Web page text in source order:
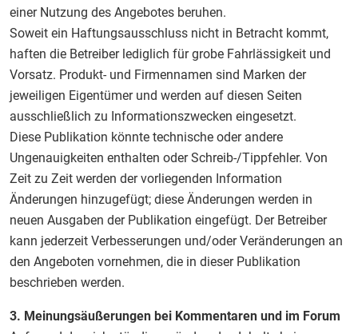
einer Nutzung des Angebotes beruhen.
Soweit ein Haftungsausschluss nicht in Betracht kommt,
haften die Betreiber lediglich für grobe Fahrlässigkeit und
Vorsatz. Produkt- und Firmennamen sind Marken der
jeweiligen Eigentümer und werden auf diesen Seiten
ausschließlich zu Informationszwecken eingesetzt.
Diese Publikation könnte technische oder andere
Ungenauigkeiten enthalten oder Schreib-/Tippfehler. Von
Zeit zu Zeit werden der vorliegenden Information
Änderungen hinzugefügt; diese Änderungen werden in
neuen Ausgaben der Publikation eingefügt. Der Betreiber
kann jederzeit Verbesserungen und/oder Veränderungen an
den Angeboten vornehmen, die in dieser Publikation
beschrieben werden.
3. Meinungsäußerungen bei Kommentaren und im Forum